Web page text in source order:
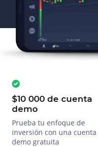
$10 000 de cuenta
demo
Prueba tu enfoque de
inversión con una cuenta
demo gratuita